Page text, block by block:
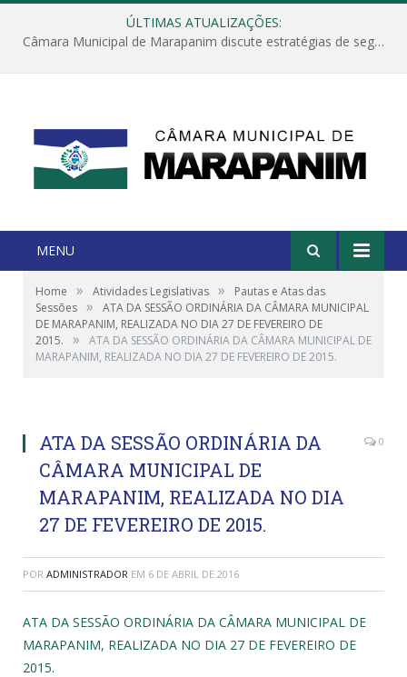
ÚLTIMAS ATUALIZAÇÕES:
Câmara Municipal de Marapanim discute estratégias de segurança com autoridades e poder executivo
MENU
Home » Atividades Legislativas »
Pautas e Atas das
Sessões »
ATA DA SESSÃO ORDINÁRIA DA CÂMARA MUNICIPAL
DE MARAPANIM, REALIZADA NO DIA 27 DE FEVEREIRO DE
2015.
»
ATA DA SESSÃO ORDINÁRIA DA CÂMARA MUNICIPAL DE
MARAPANIM, REALIZADA NO DIA 27 DE FEVEREIRO DE 2015.
ATA DA SESSÃO ORDINÁRIA DA
CÂMARA MUNICIPAL DE
MARAPANIM, REALIZADA NO DIA
27 DE FEVEREIRO DE 2015.
0
POR ADMINISTRADOR EM 6 DE ABRIL DE 2016
ATA DA SESSÃO ORDINÁRIA DA CÂMARA MUNICIPAL DE
MARAPANIM, REALIZADA NO DIA 27 DE FEVEREIRO DE
2015.